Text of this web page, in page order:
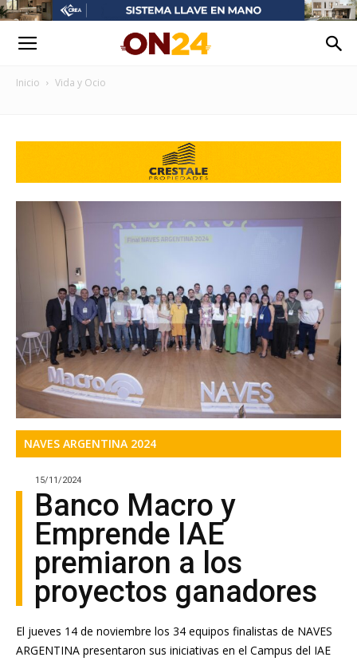
Inicio Vida y Ocio
NAVES ARGENTINA 2024
15/11/2024
Banco Macro y
Emprende IAE
premiaron a los
proyectos ganadores
El jueves 14 de noviembre los 34 equipos finalistas de NAVES
ARGENTINA presentaron sus iniciativas en el Campus del IAE